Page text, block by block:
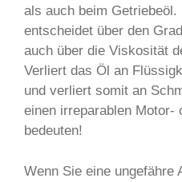
als auch beim
entscheidet über den
auch über die Viskosität
Verliert das Öl an
und verliert somit an
einen irreparablen Motor-
bedeuten!
Wenn Sie eine ungefähre